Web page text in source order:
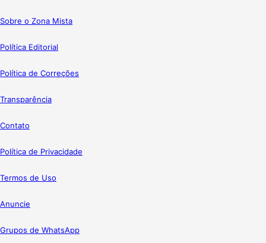
Sobre o Zona Mista
Política Editorial
Política de Correções
Transparência
Contato
Política de Privacidade
Termos de Uso
Anuncie
Grupos de WhatsApp